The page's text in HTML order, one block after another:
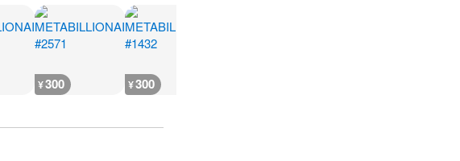
¥300 ¥300